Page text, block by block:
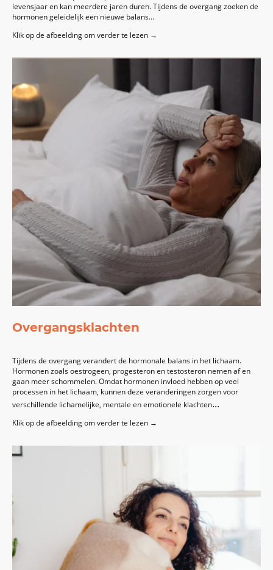
levensjaar en kan meerdere jaren duren. Tijdens de overgang zoeken de
hormonen geleidelijk een nieuwe balans...
Klik op de afbeelding om verder te lezen →
Overgangsklachten
Tijdens de overgang verandert de hormonale balans in het lichaam.
Hormonen zoals oestrogeen, progesteron en testosteron nemen af en
gaan meer schommelen. Omdat hormonen invloed hebben op veel
processen in het lichaam, kunnen deze veranderingen zorgen voor
verschillende lichamelijke, mentale en emotionele klachten...
Klik op de afbeelding om verder te lezen →